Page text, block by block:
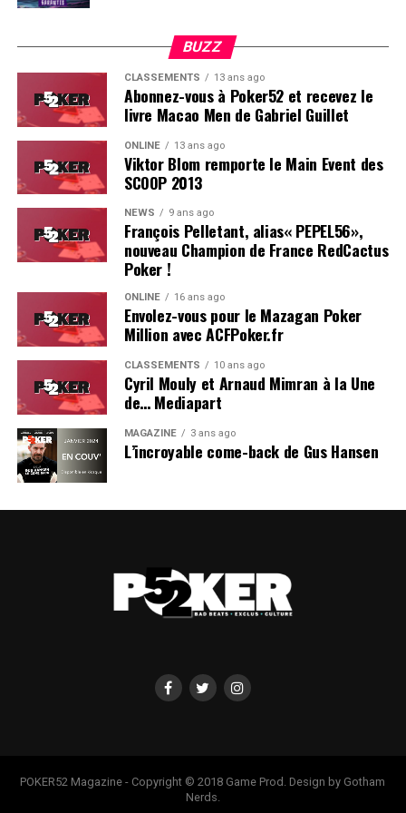
Soleau à gauche, sorti par Logghe au centre
BUZZ
CLASSEMENTS 13 ans ago
Abonnez-vous à Poker52 et recevez le
livre Macao Men de Gabriel Guillet
ONLINE 13 ans ago
Viktor Blom remporte le Main Event des
SCOOP 2013
NEWS 9 ans ago
François Pelletant, alias« PEPEL56»,
nouveau Champion de France RedCactus
Poker !
ONLINE 16 ans ago
Envolez-vous pour le Mazagan Poker
Million avec ACFPoker.fr
CLASSEMENTS 10 ans ago
Cyril Mouly et Arnaud Mimran à la Une
de… Mediapart
MAGAZINE 3 ans ago
L’incroyable come-back de Gus Hansen
POKER52 Magazine - Copyright © 2018 Game Prod. Design by Gotham
Nerds.